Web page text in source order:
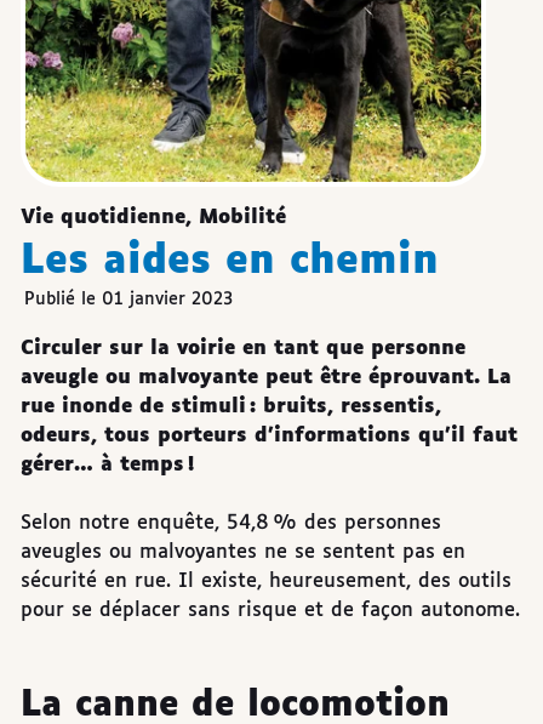
Vie quotidienne, Mobilité
Les aides en chemin
Publié le 01 janvier 2023
Circuler sur la voirie en tant que personne
aveugle ou malvoyante peut être éprouvant. La
rue inonde de stimuli : bruits, ressentis,
odeurs, tous porteurs d’informations qu’il faut
gérer… à temps !
Selon notre enquête, 54,8 % des personnes
aveugles ou malvoyantes ne se sentent pas en
sécurité en rue. Il existe, heureusement, des outils
pour se déplacer sans risque et de façon autonome.
La canne de locomotion